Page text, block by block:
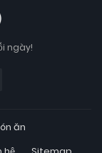
ngày!
ăn